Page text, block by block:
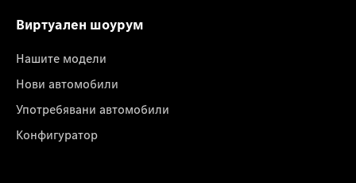
Виртуален шоурум
Нашите модели
Нови автомобили
Употребявани автомобили
Конфигуратор